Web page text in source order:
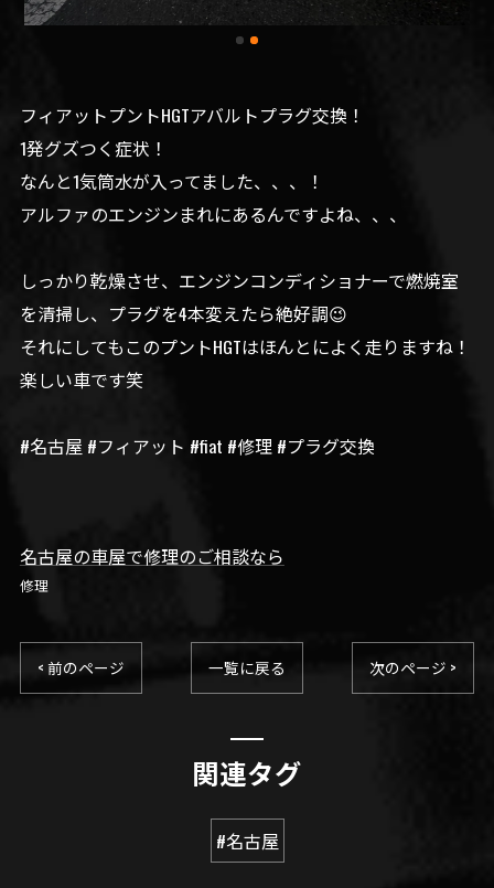
フィアットプントHGTアバルトプラグ交換！
1発グズつく症状！
なんと1気筒水が入ってました、、、！
アルファのエンジンまれにあるんですよね、、、
しっかり乾燥させ、エンジンコンディショナーで燃焼室
を清掃し、プラグを4本変えたら絶好調😉
それにしてもこのプントHGTはほんとによく走りますね！
楽しい車です笑
#名古屋 #フィアット #fiat #修理 #プラグ交換
名古屋の車屋で修理のご相談なら
修理
< 前のページ 一覧に戻る 次のページ >
関連タグ
#名古屋